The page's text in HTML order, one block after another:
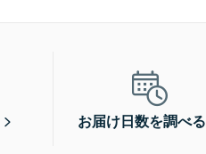
お届け日数を調べる